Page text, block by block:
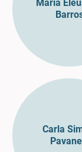
Maria
Carla